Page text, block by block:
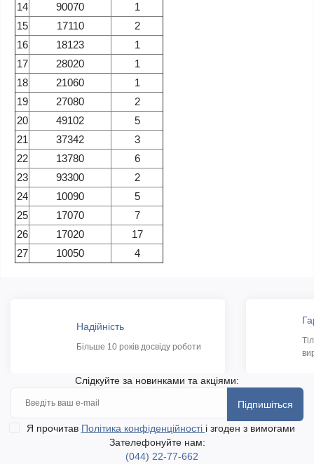
14
90070
1
15
17110
2
16
18123
1
17
28020
1
18
21060
1
19
27080
2
20
49102
5
21
37342
3
22
13780
6
23
93300
2
24
10090
5
25
17070
7
26
17020
17
27
10050 4
Надійність
Більше 10 років досвіду роботи
Слідкуйте за новинками та акціями:
Підпишіться
Я прочитав Політика конфіденційності і згоден з вимогами
Зателефонуйте нам:
(044) 22-77-662